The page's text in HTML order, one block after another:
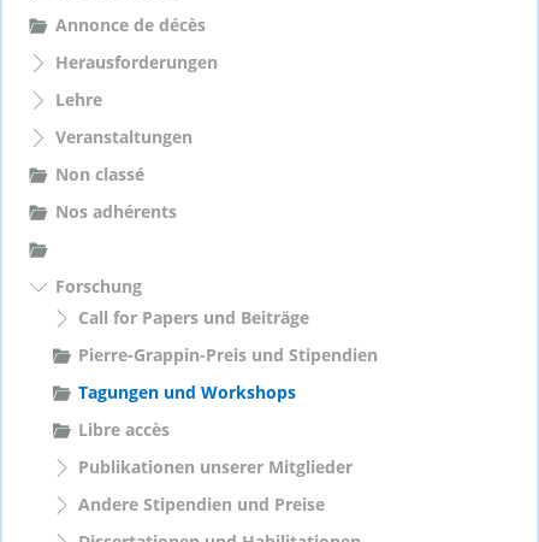
h
Annonce de décès
Herausforderungen
Lehre
Veranstaltungen
Non classé
Nos adhérents
Forschung
Call for Papers und Beiträge
Pierre-Grappin-Preis und Stipendien
Tagungen und Workshops
Libre accès
Publikationen unserer Mitglieder
Andere Stipendien und Preise